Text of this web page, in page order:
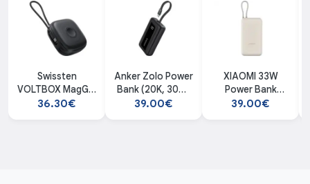
Swissten
VOLTBOX MagGO
10000 mAh
36.30€
Anker Zolo Power
Bank (20K, 30W)
Black
39.00€
XIAOMI 33W
Power Bank
20000mAh
39.00€